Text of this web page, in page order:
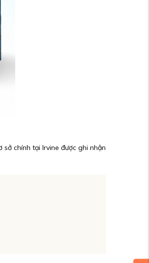
chính tại Irvine được ghi nhận